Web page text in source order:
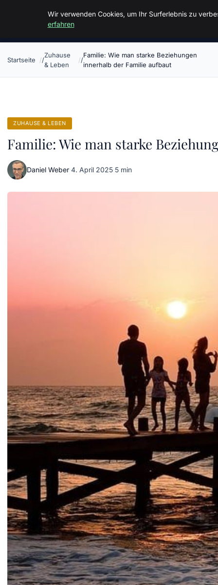
Malzminden
Startseite
Zuhause
& Leben
Familie: Wie man starke Beziehungen
innerhalb der Familie aufbaut
ZUHAUSE & LEBEN
Familie: Wie man starke
Daniel Weber·4. April 2025·5 min
Wir verwenden Cookies, um Ihr Surferlebnis zu
erfahren